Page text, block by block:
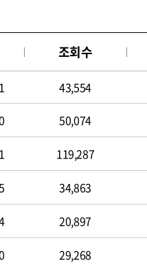
조회수
43,554
50,074
119,287
34,863
20,897
29,268